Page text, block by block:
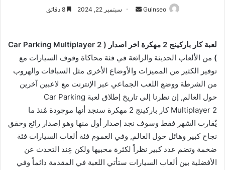
Guinseo
أرسل سبتمبر 22, 2024 8 دقائق
لعبة كار باركينج 2 مهكرة اخر اصدار ( Car Parking Multiplayer 2
) من الألعاب الحديثة والرائعة في فئة محاكاة وقوف السيارات مع
توفير الكثير من المميزات والأوضاع الأخرى مثل السباقات والهروب
من الشرطة ووضع اللعب الجماعي عبر الإنترنت مع لاعبين آخرين
حول العالم, إن نظرنا إلى تاريخ إطلاق لعبة Car Parking
Multiplayer 2 كار باركينج 2 مهكرة سنجد أنها موجودة مٌنذ ما
يٌقارب الشهر فقط وسوف نجد إصدار أول منها وهو إصدار رائع وحقق
نجاح كبير وهائل حول العالم, وفي العموم فئة ألعاب السيارات فئة
ضخمة وتضم عدد كبير نظراً لكثرة محبيها ولكن عِند التحدث عن
الأفضلية بين ألعاب السيارات ستأتي اللعبة في المقدمة دائماً وفي